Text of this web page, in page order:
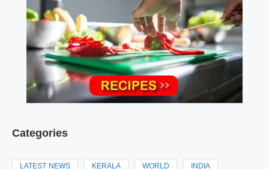
Categories
LATEST NEWS KERALA WORLD INDIA